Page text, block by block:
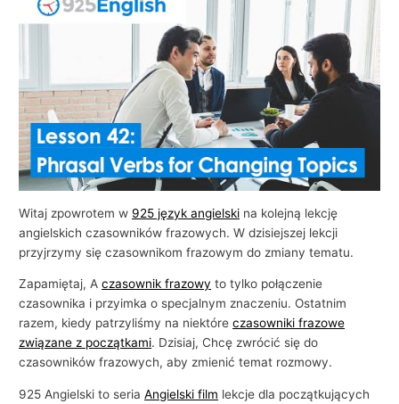
Witaj zpowrotem w 925 język angielski na kolejną lekcję
angielskich czasowników frazowych. W dzisiejszej lekcji
przyjrzymy się czasownikom frazowym do zmiany tematu.
Zapamiętaj, Aczasownik frazowy to tylko połączenie
czasownika i przyimka o specjalnym znaczeniu. Ostatnim
razem, kiedy patrzyliśmy na niektóreczasowniki frazowe
związane z początkami. Dzisiaj, Chcę zwrócić się do
czasowników frazowych, aby zmienić temat rozmowy.
925 Angielski to seriaAngielski film lekcje dla początkujących